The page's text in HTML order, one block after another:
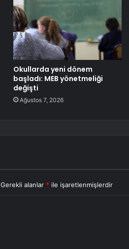
Okullarda yeni dönem
başladı: MEB yönetmeliği
değişti
Ağustos 7, 2026
Gerekli alanlar * ile işaretlenmişlerdir